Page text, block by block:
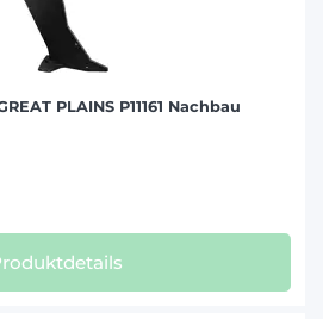
PLAINS P11161 Nachbau